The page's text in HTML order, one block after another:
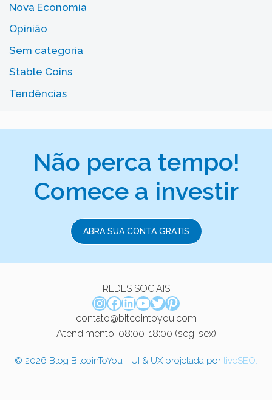
Nova Economia
Opinião
Sem categoria
Stable Coins
Tendências
Não perca tempo!
Comece a investir
ABRA SUA CONTA GRATIS
REDES SOCIAIS
Instagram
Facebook
LinkedIn
Youtube
Twitter
Pinterest
contato@bitcointoyou.com
Atendimento: 08:00-18:00 (seg-sex)
© 2026 Blog BitcoinToYou - UI & UX projetada por liveSEO.